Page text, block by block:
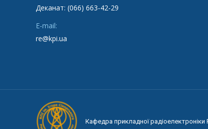
Деканат: (066) 663-42-29
E-mail:
re@kpi.ua
Кафедра прикладної радіоелектроніки